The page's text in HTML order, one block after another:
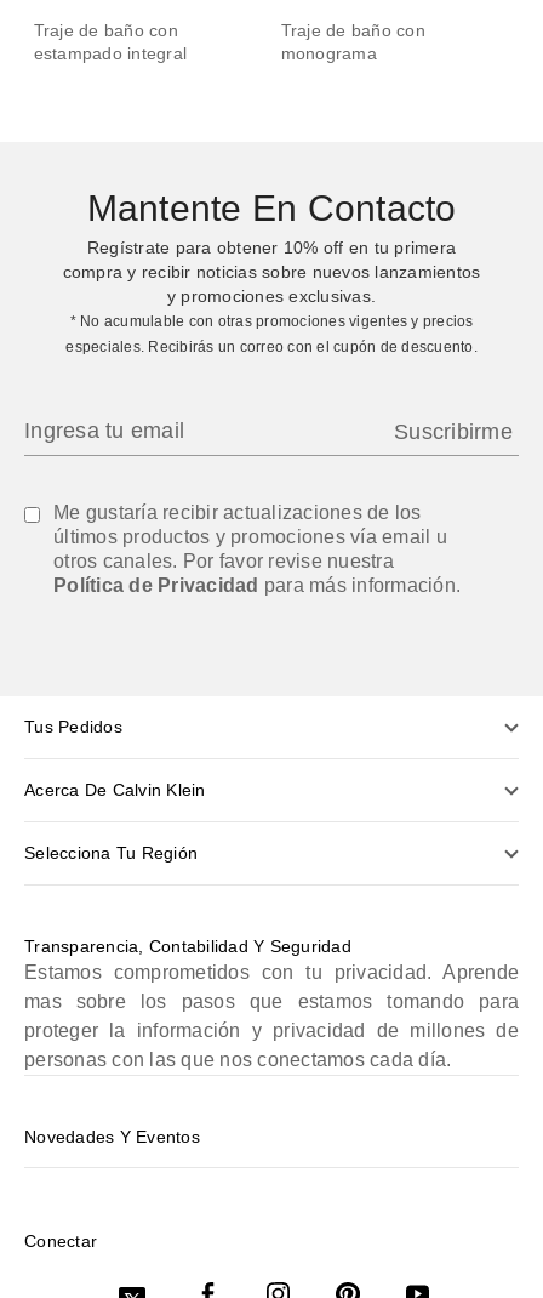
Traje de baño con
estampado integral
Traje de baño con
monograma
Mantente En Contacto
Regístrate para obtener 10% off en tu primera
compra y recibir noticias sobre nuevos lanzamientos
y promociones exclusivas.
* No acumulable con otras promociones vigentes y precios
especiales. Recibirás un correo con el cupón de descuento.
Me gustaría recibir actualizaciones de los
últimos productos y promociones vía email u
otros canales. Por favor revise nuestra
Política de Privacidad para más información.
Tus Pedidos
Acerca De Calvin Klein
Selecciona Tu Región
Transparencia, Contabilidad Y Seguridad
Estamos comprometidos con tu privacidad. Aprende
mas sobre los pasos que estamos tomando para
proteger la información y privacidad de millones de
personas con las que nos conectamos cada día.
Novedades Y Eventos
Conectar